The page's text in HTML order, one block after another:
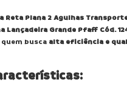
Reta Plana 2 Agulhas
Lançadeira Grande Pfaff Cód.
busca alta eficiência e